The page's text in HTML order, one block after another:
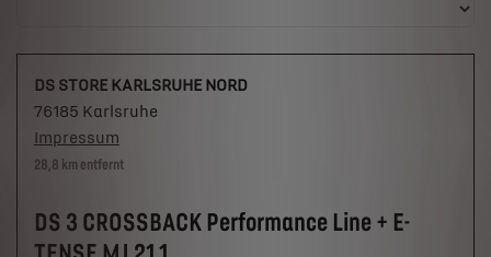
28,8 km entfernt
DS 3 CROSSBACK Performance Line + E-
DS STORE KARLSRUHE NORD
76185 Karlsruhe
Impressum